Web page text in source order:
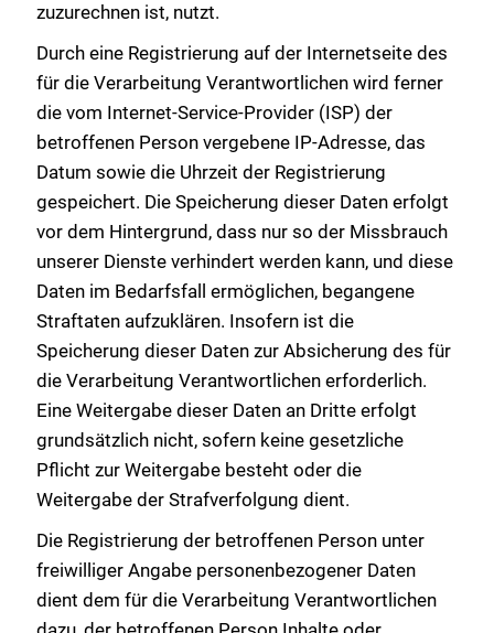
zuzurechnen ist, nutzt.
Durch eine Registrierung auf der Internetseite des
für die Verarbeitung Verantwortlichen wird ferner
die vom Internet-Service-Provider (ISP) der
betroffenen Person vergebene IP-Adresse, das
Datum sowie die Uhrzeit der Registrierung
gespeichert. Die Speicherung dieser Daten erfolgt
vor dem Hintergrund, dass nur so der Missbrauch
unserer Dienste verhindert werden kann, und diese
Daten im Bedarfsfall ermöglichen, begangene
Straftaten aufzuklären. Insofern ist die
Speicherung dieser Daten zur Absicherung des für
die Verarbeitung Verantwortlichen erforderlich.
Eine Weitergabe dieser Daten an Dritte erfolgt
grundsätzlich nicht, sofern keine gesetzliche
Pflicht zur Weitergabe besteht oder die
Weitergabe der Strafverfolgung dient.
Die Registrierung der betroffenen Person unter
freiwilliger Angabe personenbezogener Daten
dient dem für die Verarbeitung Verantwortlichen